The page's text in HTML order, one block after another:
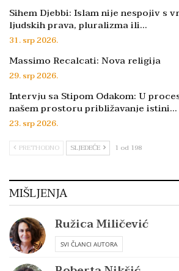
Sihem Djebbi: Islam nije nespojiv s
ljudskih prava, pluralizma ili…
31. srp 2026.
Massimo Recalcati: Nova religija
29. srp 2026.
Intervju sa Stipom Odakom: U
našem prostoru približavanje istini…
23. srp 2026.
PRETHODNO SLJEDEĆE 1 od 198
MIŠLJENJA
Ružica Miličević
SVI ČLANCI AUTORA